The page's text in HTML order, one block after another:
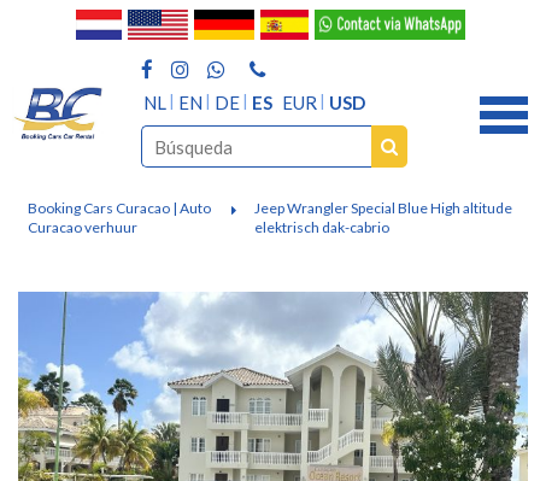
NL EN DE ES EUR USD
Booking Cars Curacao | Auto
Curacao verhuur
Jeep Wrangler Special Blue High altitude
elektrisch dak-cabrio